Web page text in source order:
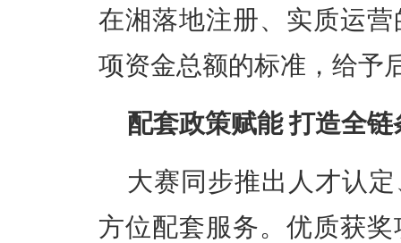
在湘落地注册、实质运
项资金总额的标准，给予
配套政策赋能 打造全
大赛同步推出人才认
方位配套服务。优质获